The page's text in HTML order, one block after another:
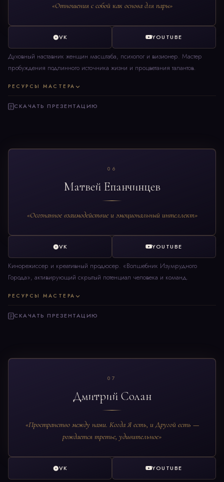
«Отношения с собой как основа для пары»
VK YOUTUBE
Духовный наставник женщин масштаба, психолог и визионер. Мастер
пробуждения подлинного источника жизни и процветания талантов.
РЕСУРСЫ МАСТЕРА
СКАЧАТЬ ПРЕЗЕНТАЦИЮ
06
Матвей Епанчинцев
«Осознанное взаимодействие и эмоциональный интеллект»
VK YOUTUBE
Кинорежиссер и креативный продюсер. «Волшебник Изумрудного
Города», активирующий скрытый потенциал человека и команд.
РЕСУРСЫ МАСТЕРА
СКАЧАТЬ ПРЕЗЕНТАЦИЮ
07
Дмитрий Солан
«Пространство между нами. Когда Я есть, и Другой есть —
рождается третье, удивительное»
VK YOUTUBE